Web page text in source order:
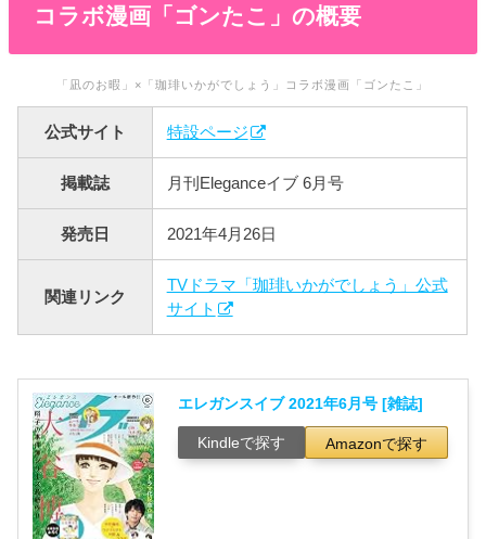
コラボ漫画「ゴンたこ」の概要
「凪のお暇」×「珈琲いかがでしょう」コラボ漫画「ゴンたこ」
公式サイト 特設ページ
掲載誌 月刊Eleganceイブ 6月号
発売日 2021年4月26日
関連リンク
TVドラマ「珈琲いかがでしょう」公式
サイト
エレガンスイブ 2021年6月号 [雑誌]
Kindleで探す Amazonで探す